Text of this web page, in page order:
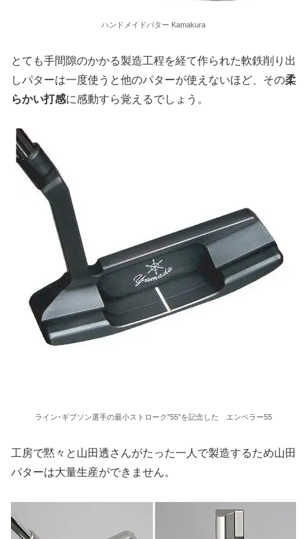
ハンドメイドパター Kamakura
とても手間隙のかかる製造工程を経て作られた軟鉄削り出
しパターは一度使うと他のパターが使えないほど、その柔
らかい打感に感動すら覚えるでしょう。
ライン･ギブソン選手の最小ストローク”55″を記念した エンペラー55
工房で黙々と山田透さんがたった一人で製造するため山田
パターは大量生産ができません。